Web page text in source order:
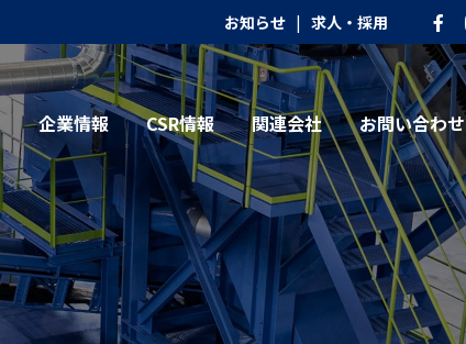
お知らせ | 求人・採用
企業情報 CSR情報 関連会社 お問い合わせ